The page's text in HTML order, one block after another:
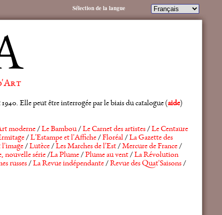
Elle peut être interrogée par le biais du catalogue (aide)
moderne/Le Bambou/Le Carnet des artistes/Le Centaure
/L'Estampe et l'Affiche/Floréal/La Gazette des
l'image/Lutèce/Les Marches de l'Est/Mercure de France/
nouvelle série/La Plume/Plume au vent/La Révolution
russes/La Revue indépendante/Revue des Quat'Saisons/
Sélection de la langue